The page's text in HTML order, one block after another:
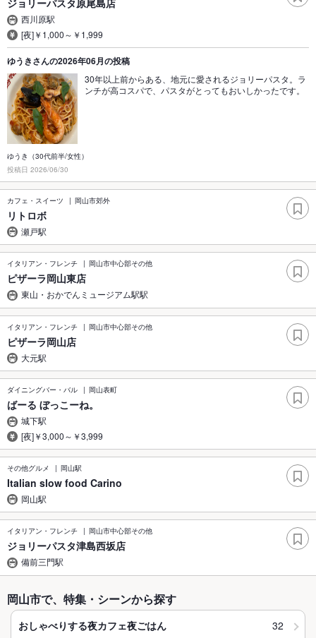
ジョリーパスタ原尾島店
西川原駅
[夜]￥1,000～￥1,999
ゆうきさんの2026年06月の投稿
30年以上前からある、地元に愛されるジョリーパスタ。ラ
ンチが高コスパで、パスタがとってもおいしかったです。
ゆうき（30代前半/女性）
投稿日 2026/06/30
カフェ・スイーツ 岡山市郊外
リトロボ
瀬戸駅
イタリアン・フレンチ 岡山市中心部その他
ピザーラ岡山東店
東山・おかでんミュージアム駅駅
イタリアン・フレンチ 岡山市中心部その他
ピザーラ岡山店
大元駅
ダイニングバー・バル 岡山表町
ばーる ぼっこーね。
城下駅
[夜]￥3,000～￥3,999
その他グルメ 岡山駅
Italian slow food Carino
岡山駅
イタリアン・フレンチ 岡山市中心部その他
ジョリーパスタ津島西坂店
備前三門駅
岡山市で、特集・シーンから探す
おしゃべりする夜カフェ夜ごはん 32